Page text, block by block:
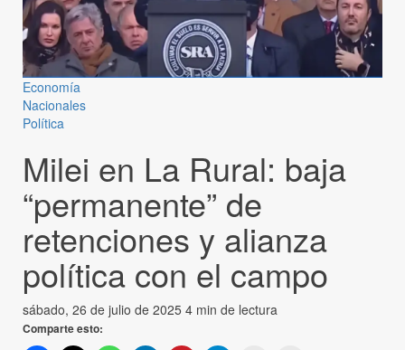
Economía
Nacionales
Política
Milei en La Rural: baja
“permanente” de
retenciones y alianza
política con el campo
sábado, 26 de julio de 2025 4 min de lectura
Comparte esto: